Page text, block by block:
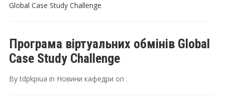
Global Case Study Challenge
Програма віртуальних обмінів Global
Case Study Challenge
Bytdpkpiua in Новини кафедри on .